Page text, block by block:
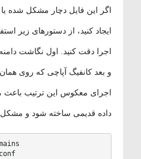
اگر این فایل دچار مشکل شده یا
ایجاد کنید، از دستورهای زیر
اجرا دقت کنید. اول نگاشت دامنه
و بعد کانفیگ آپاچی که روی
اجرای معکوس این ترتیب باعث
داده قدیمی ساخته شود و مشکل